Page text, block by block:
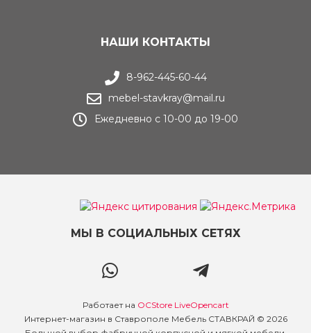
НАШИ КОНТАКТЫ
8-962-445-60-44
mebel-stavkray@mail.ru
Ежедневно с 10-00 до 19-00
МЫ В СОЦИАЛЬНЫХ СЕТЯХ
Работает на OCStore LiveOpencart
Интернет-магазин в Ставрополе Мебель СТАВКРАЙ © 2026